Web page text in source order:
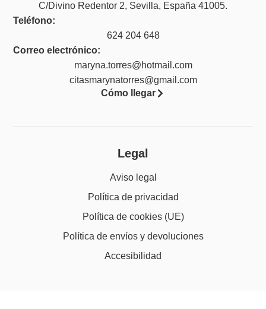
C/Divino Redentor 2, Sevilla, España 41005.
Teléfono:
624 204 648
Correo electrónico:
maryna.torres@hotmail.com
citasmarynatorres@gmail.com
Cómo llegar
Legal
Aviso legal
Política de privacidad
Política de cookies (UE)
Política de envíos y devoluciones
Accesibilidad